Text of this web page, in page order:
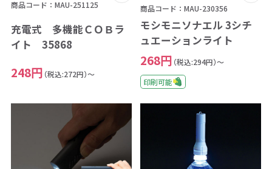
商品コード：MAU-251125
充電式 多機能ＣＯＢラ
イト 35868
248円 （税込:272円）～
商品コード：MAU-230356
モシモニソナエル 3シチ
ュエーションライト
268円 （税込:294円）～
印刷可能